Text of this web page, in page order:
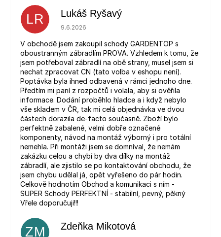
LR Lukáš Ryšavý
Hodnocení obchodu je 5 z 5 hvězdiček.
9.6.2026
V obchodě jsem zakoupil schody GARDENTOP s
oboustranným zábradlím PROVA. Vzhledem k tomu, že
jsem potřeboval zábradlí na obě strany, musel jsem si
nechat zpracovat CN (tato volba v eshopu není).
Poptávka byla ihned odbavená v rámci jednoho dne.
Předtím mi paní z rozpočtů i volala, aby si ověřila
informace. Dodání proběhlo hladce a i když nebylo
vše skladem v ČR, tak mi celá objednávka ve dvou
částech dorazila de-facto současně. Zboží bylo
perfektně zabalené, velmi dobře označené
komponenty, návod na montáž výborný i pro totální
nemehla. Při montáži jsem se domníval, že nemám
zakázku celou a chybí by dva dílky na montáž
zábradlí, ale zjistilo se po kontaktování obchodu, že
jsem chybu udělal já, opět vyřešeno do pár hodin.
Celkově hodnotím Obchod a komunikaci s ním -
SUPER Schody PERFEKTNÍ - stabilní, pevný, pěkný
Vřele doporučuji!!!
ZM Zdeňka Mikotová